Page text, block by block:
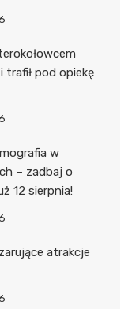
trafił pod opiekę
w
– zadbaj o
12 sierpnia!
atrakcje